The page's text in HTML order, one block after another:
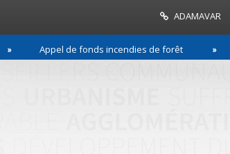
ADAMAVAR
Appel de fonds incendies de forêt